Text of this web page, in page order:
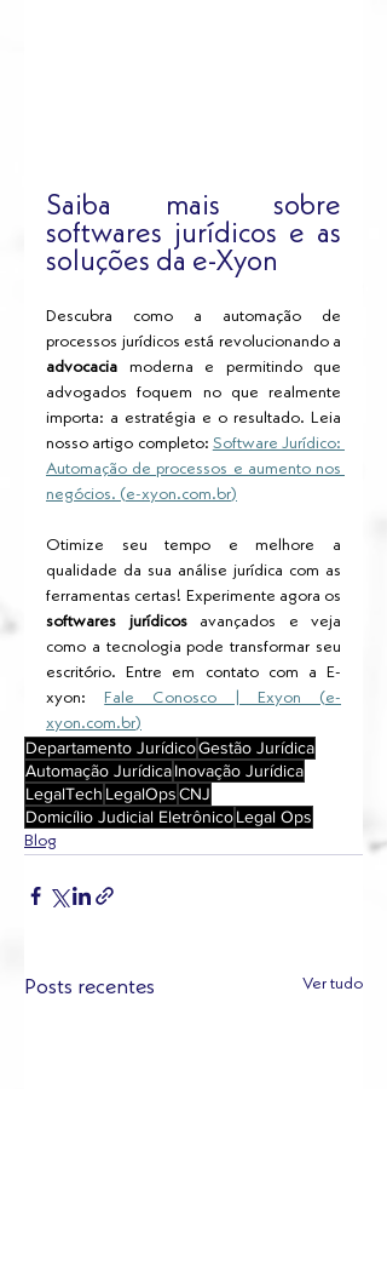
Saiba mais sobre
softwares jurídicos e as
soluções da e-Xyon
Descubra como a automação de
advocacia moderna e permitindo que
advogados foquem no que realmente
importa: a estratégia e o resultado. Leia
nosso artigo completo: Software Jurídico:
Automação de processos e aumento nos
negócios. (e-xyon.com.br)
Otimize seu tempo e melhore a
qualidade da sua análise jurídica com as
softwares jurídicos avançados e veja
como a tecnologia pode transformar seu
escritório. Entre em contato com a E-
xyon:
Fale Conosco | Exyon (e-
xyon.com.br)
Departamento JurídicoGestão Jurídica
Automação JurídicaInovação Jurídica
LegalTech LegalOpsCNJ
Domicílio Judicial EletrônicoLegal Ops
Blog
Posts recentes Ver tudo